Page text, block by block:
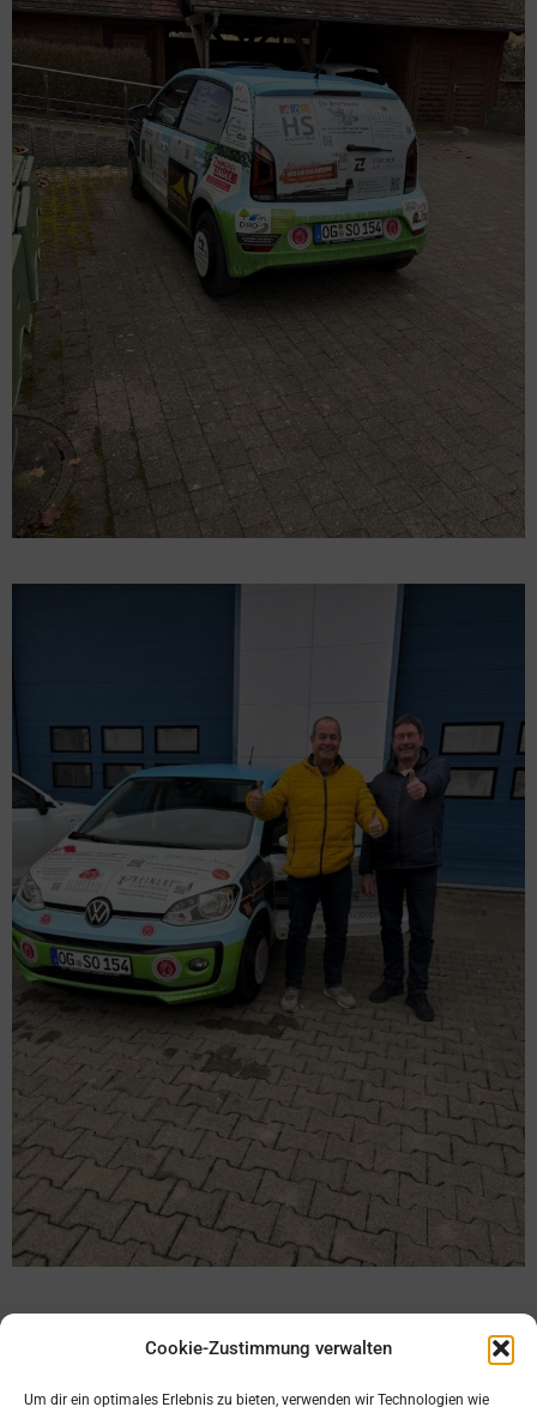
Cookie-Zustimmung verwalten
Um dir ein optimales Erlebnis zu bieten, verwenden wir Technologien wie